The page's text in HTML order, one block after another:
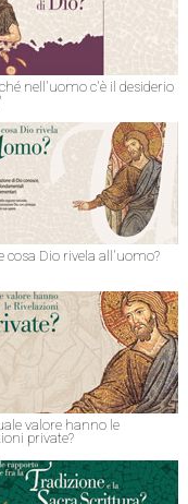
nell'uomo c'è il desiderio
cosa Dio rivela all'uomo?
valore hanno le
private?